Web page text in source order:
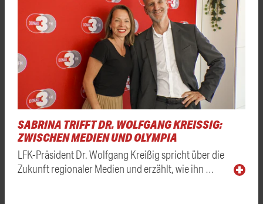
SABRINA TRIFFT DR. WOLFGANG KREISSIG: Z
WISCHEN MEDIEN UND OLYMPIA
LFK-Präsident Dr. Wolfgang Kreißig spricht über die
Zukunft regionaler Medien und erzählt, wie ihn …